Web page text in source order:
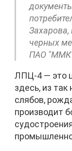
Захарова,
черных
ПАО
ЛПЦ-4 — это
здесь, из
слябов,
производит